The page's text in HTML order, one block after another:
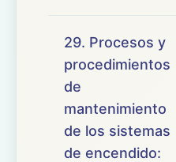
estudiamos el tema 30
oposiciones de
Mantenimiento de
Vehículos, centrado en
los sistemas...
29. Procesos y
procedimientos
de
mantenimiento
de los sistemas
de encendido: